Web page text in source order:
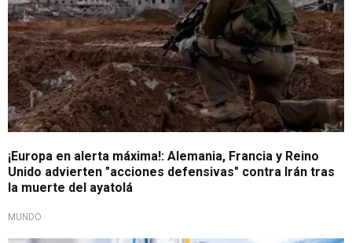
¡Europa en alerta máxima!: Alemania, Francia y Reino
Unido advierten "acciones defensivas" contra Irán tras
la muerte del ayatolá
MUNDO